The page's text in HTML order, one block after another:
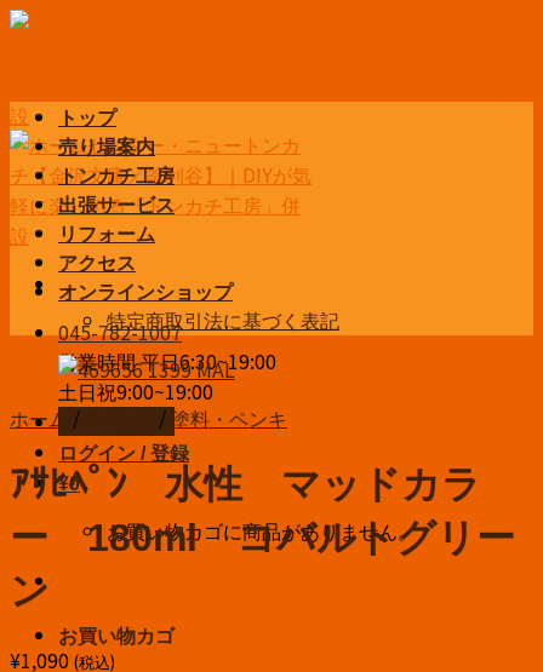
Skip
045-782-1007
営業時間 平日6:30~19:00
土日祝9:00~19:00
お問い合わせ
ログイン / 登録
¥0
お買い物カゴに商品がありません。
お買い物カゴ
トップ
売り場案内
トンカチ工房
出張サービス
リフォーム
アクセス
オンラインショップ
特定商取引法に基づく表記
ホーム / / 塗料・ペンキ
ｱｻﾋﾍﾟﾝ 水性 マッドカラ
ー 180ml コバルトグリー
ン
¥1,090 (税込)